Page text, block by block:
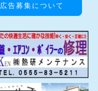
広告募集について